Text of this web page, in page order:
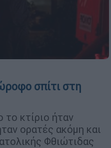
σπίτι στη
κτίριο ήταν
ορατές ακόμη και
Φθιώτιδας